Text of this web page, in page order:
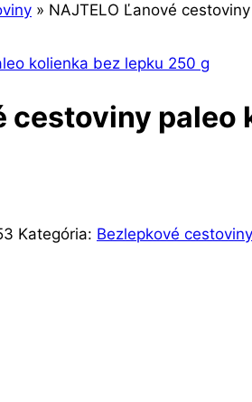
» NAJTELO Ľanové
cestoviny
Kategória: Bezlepkové cestoviny